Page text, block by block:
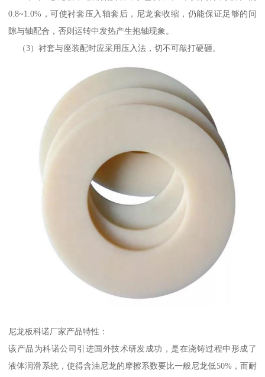
0.8~1.0%，可使衬套压入轴套后，尼龙套收缩，仍能保证足够的间
隙与轴配合，否则运转中发热产生抱轴现象。
（3）衬套与座装配时应采用压入法，切不可敲打硬砸。
尼龙板科诺厂家产品特性：
该产品为科诺公司引进国外技术研发成功，是在浇铸过程中形成了
液体润滑系统，使得含油尼龙的摩擦系数要比一般尼龙低50%，而耐